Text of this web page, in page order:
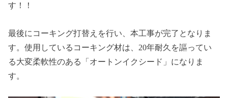
す！！
最後にコーキング打替えを行い、本工事が完了となりま
す。使用しているコーキング材は、20年耐久を謳ってい
る大変柔軟性のある「オートンイクシード」になりま
す。